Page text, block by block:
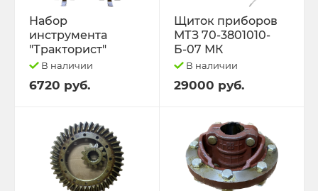
Набор
инструмента
"Тракторист"
В наличии
6720 руб.
Щиток приборов
МТЗ 70-3801010-
Б-07 МК
В наличии
29000 руб.